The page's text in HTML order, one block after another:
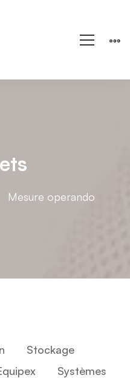
Mesure operando
Stockage
Systèmes